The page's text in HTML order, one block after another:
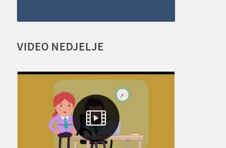
VIDEO NEDJELJE